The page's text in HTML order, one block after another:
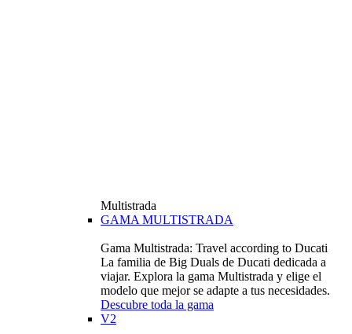
Multistrada
GAMA MULTISTRADA
Gama Multistrada: Travel according to Ducati
La familia de Big Duals de Ducati dedicada a
viajar. Explora la gama Multistrada y elige el
modelo que mejor se adapte a tus necesidades.
Descubre toda la gama
V2